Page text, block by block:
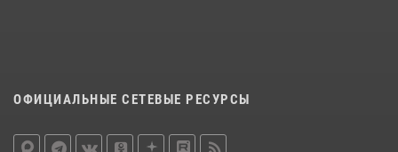
ОФИЦИАЛЬНЫЕ СЕТЕВЫЕ РЕСУРСЫ